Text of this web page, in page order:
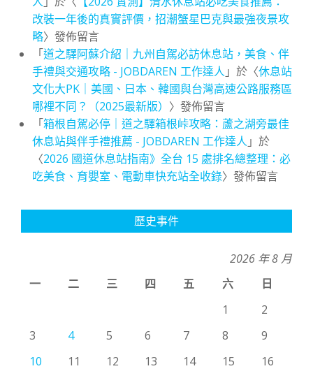
改裝一年後的真實評價，招潮蟹星巴克與最強夜景攻
略〉發佈留言
「道之驛阿蘇介紹｜九州自駕必訪休息站，美食、伴
手禮與交通攻略 - JOBDAREN 工作達人 」於〈休息站
文化大PK｜美國、日本、韓國與台灣高速公路服務區
哪裡不同？（2025最新版） 〉發佈留言
「箱根自駕必停｜道之驛箱根峠攻略：蘆之湖旁最佳
休息站與伴手禮推薦 - JOBDAREN 工作達人 」於
〈2026 國道休息站指南》全台 15 處排名總整理：必
吃美食、育嬰室、電動車快充站全收錄〉發佈留言
歷史事件
2026 年 8 月
一
二 三 四 五 六
日
1
2
3
4 5 6 7 8
9
10
11 12 13 14 15
16